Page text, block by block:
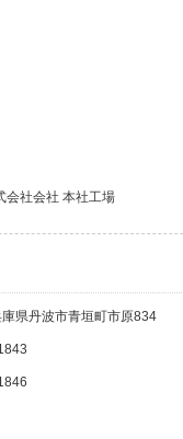
会社会社 本社工場
県丹波市青垣町市原834